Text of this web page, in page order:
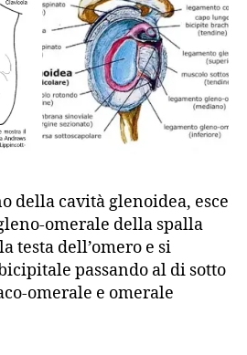
della cavità glenoidea, esce
omerale della spalla
testa dell’omero e si
passando al di sotto
omerale e omerale